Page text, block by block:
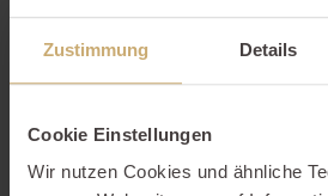
Zustimmung Details
Cookie Einstellungen
Wir nutzen Cookies und ähnliche
Trockner
Spülmaschine
Beschreibung